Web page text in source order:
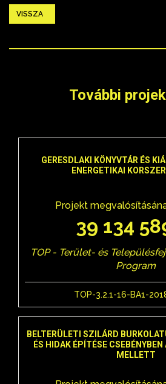
VISSZA
További
GERESDLAKI KÖNYVTÁR ÉS
ENERGETIKAI
Projekt
39 134
TOP - Terület- és
Program
TOP-3.2.1-16-BA1-
BELTERÜLETI SZILÁRD
ÉS HIDAK ÉPÍTÉSE
MELLETT